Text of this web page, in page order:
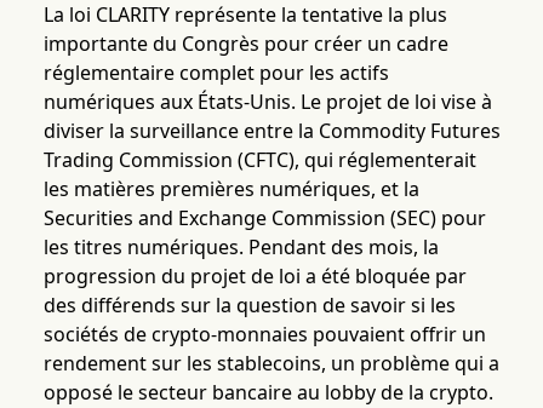
La loi CLARITY représente la tentative la plus
importante du Congrès pour créer un cadre
réglementaire complet pour les actifs
numériques aux États-Unis. Le projet de loi vise à
diviser la surveillance entre la Commodity Futures
Trading Commission (CFTC), qui réglementerait
les matières premières numériques, et la
Securities and Exchange Commission (SEC) pour
les titres numériques. Pendant des mois, la
progression du projet de loi a été bloquée par
des différends sur la question de savoir si les
sociétés de crypto-monnaies pouvaient offrir un
rendement sur les stablecoins, un problème qui a
opposé le secteur bancaire au lobby de la crypto.